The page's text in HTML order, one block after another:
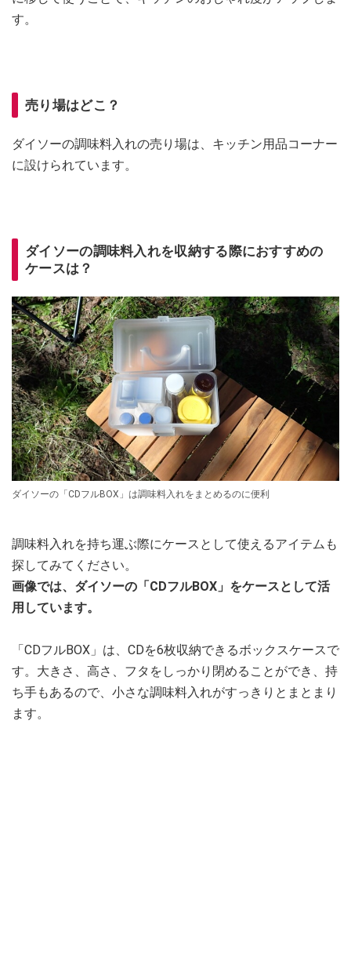
す。
売り場はどこ？
ダイソーの調味料入れの売り場は、キッチン用品コーナー
に設けられています。
ダイソーの調味料入れを収納する際におすすめの
ケースは？
ダイソーの「CDフルBOX」は調味料入れをまとめるのに便利
調味料入れを持ち運ぶ際にケースとして使えるアイテムも
探してみてください。
画像では、ダイソーの「CDフルBOX」をケースとして活
用しています。
「CDフルBOX」は、CDを6枚収納できるボックスケースで
す。大きさ、高さ、フタをしっかり閉めることができ、持
ち手もあるので、小さな調味料入れがすっきりとまとまり
ます。